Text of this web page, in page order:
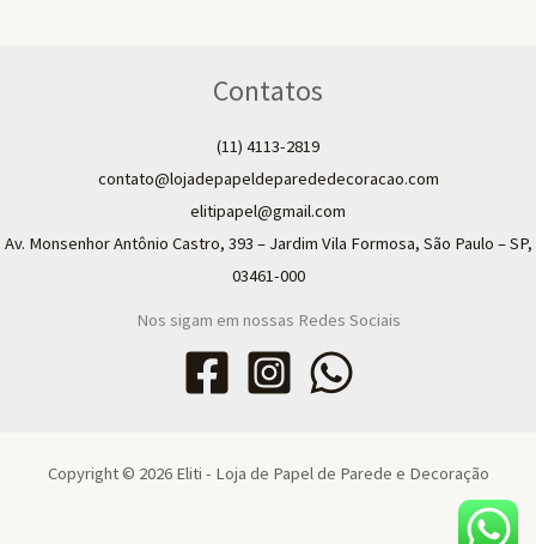
Contatos
(11) 4113-2819
contato@lojadepapeldeparededecoracao.com
elitipapel@gmail.com​
Av. Monsenhor Antônio Castro, 393 – Jardim Vila Formosa, São Paulo – SP,
03461-000
Nos sigam em nossas Redes Sociais
Copyright © 2026 Eliti - Loja de Papel de Parede e Decoração